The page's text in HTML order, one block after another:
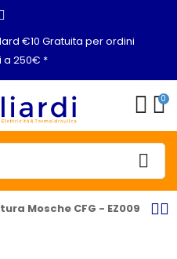
€10 Gratuita per ordini
a 250€ *
0
Mosche CFG - EZ009